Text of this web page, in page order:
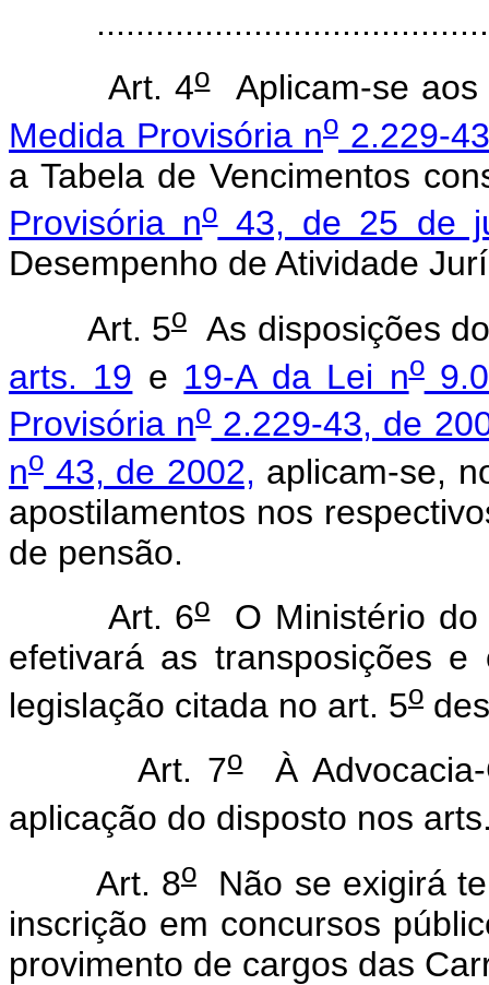
Art. 4oAplicam-se aos
Medida Provisória no 2.229-
a Tabela de Vencimentos
Provisória no43, de 25 de
Desempenho de Atividade
Art. 5oAs disposições
arts. 19 e 19-A da Lei no
Provisória no2.229-43, de
no 43, de 2002, aplicam-se,
apostilamentos nos
de pensão.
Art. 6oO Ministério do
efetivará as transposições
legislação citada no art. 5o
Art. 7oÀ Advocacia-
aplicação do disposto nos
Art. 8oNão se exigirá
inscrição em concursos
provimento de cargos das